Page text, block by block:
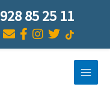
928 85 25 11